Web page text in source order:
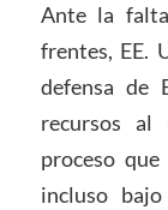
Ante la
frentes, EE.
defensa de
recursos al
proceso
incluso